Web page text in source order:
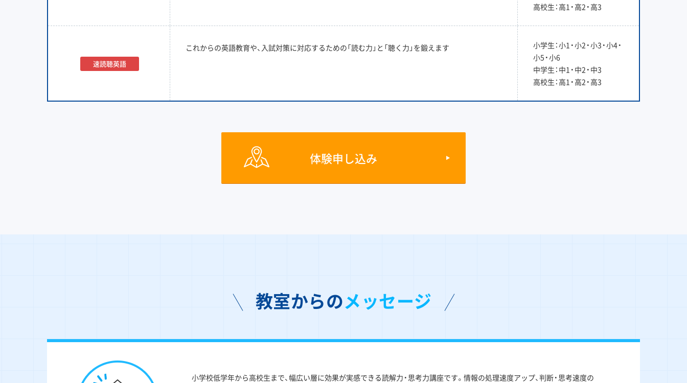
高校生：高1・高2・高3
速読聴英語
これからの英語教育や、入試対策に対応するための「読む力」と「聴く力」を鍛えます
小学生：小1・小2・小3・小4・
小5・小6
中学生：中1・中2・中3
高校生：高1・高2・高3
体験申し込み
教室からのメッセージ
小学校低学年から高校生まで、幅広い層に効果が実感できる読解力・思考力講座です。情報の処理速度アップ、判断・思考速度の